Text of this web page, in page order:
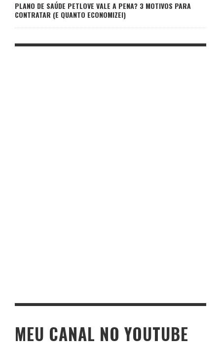
PLANO DE SAÚDE PETLOVE VALE A PENA? 3 MOTIVOS PARA
CONTRATAR (E QUANTO ECONOMIZEI)
MEU CANAL NO YOUTUBE